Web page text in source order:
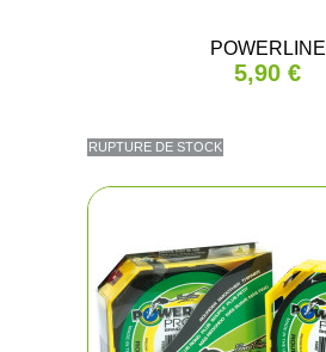
POWERLINE
5,90 €
RUPTURE DE STOCK